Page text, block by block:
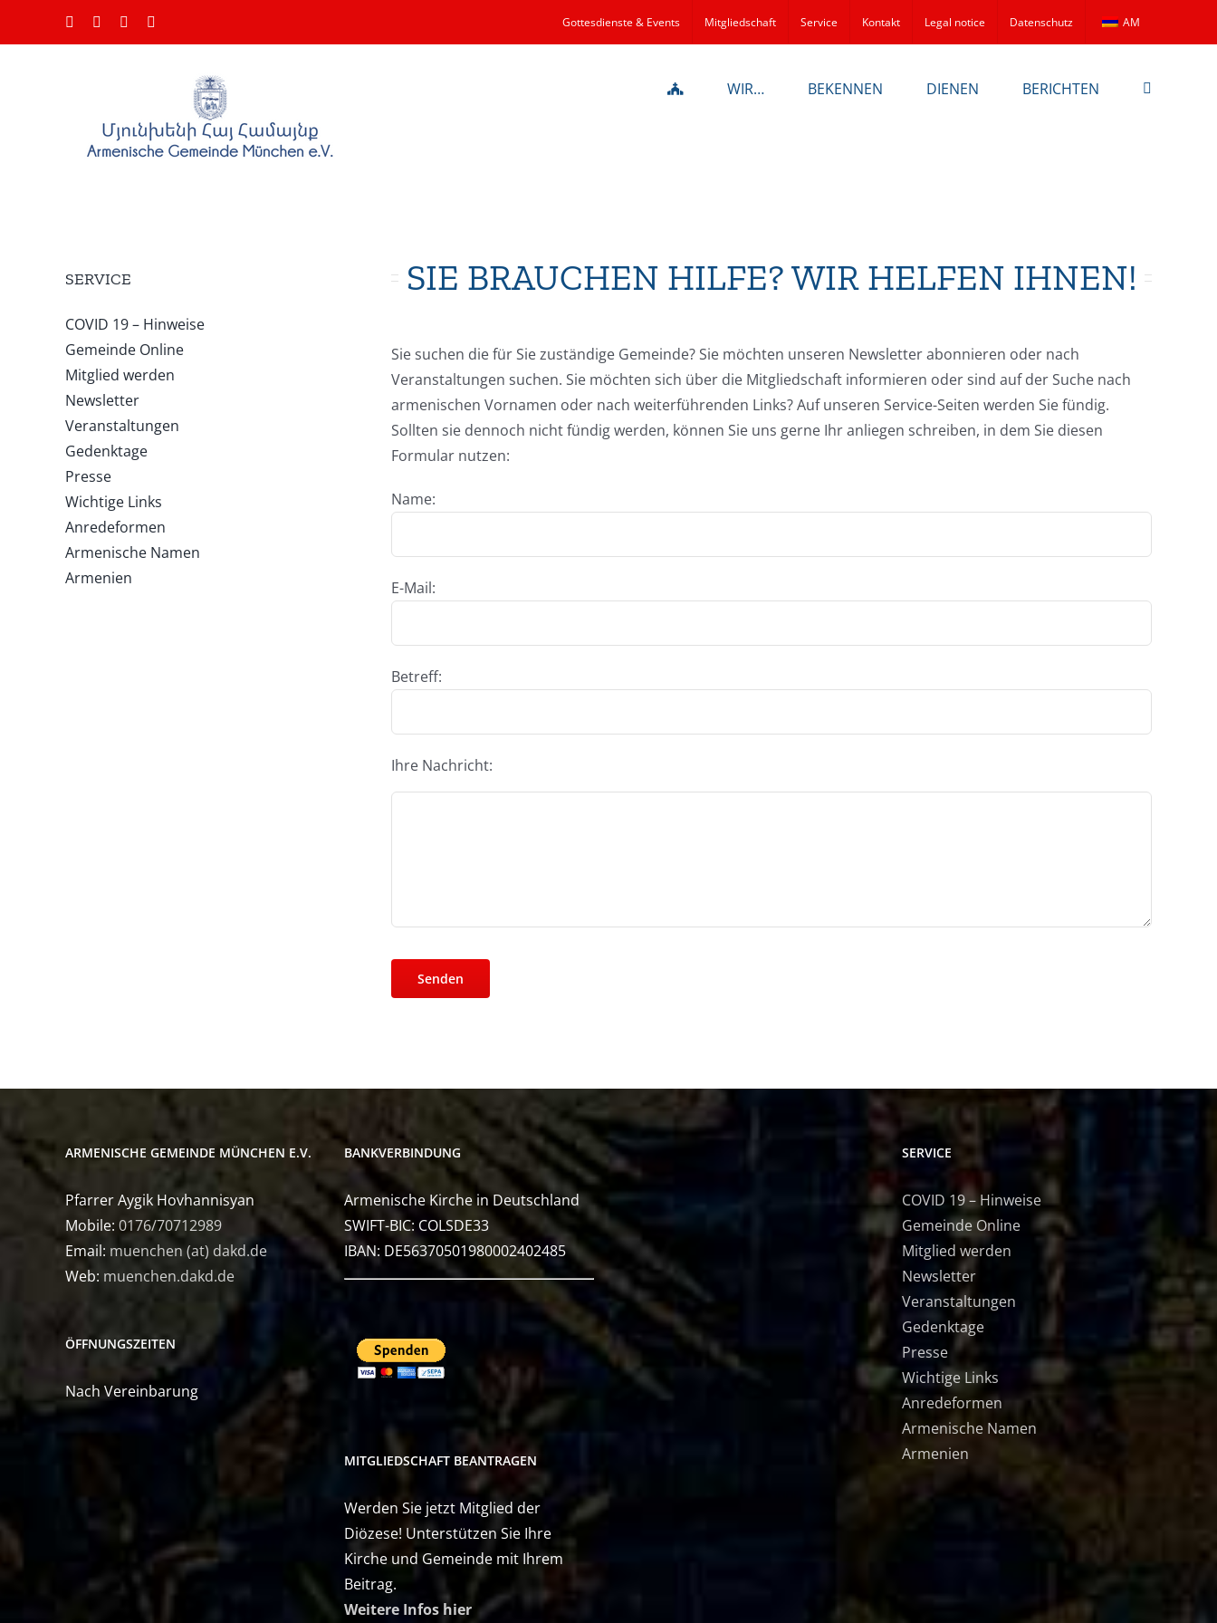
FacebookInstagramYouTube Gottesdienste & Events Mitgliedschaft Service Kontakt Legal notice Datenschutz AM
WIR… BEKENNEN DIENEN BERICHTEN
SIE BRAUCHEN HILFE? WIR HELFEN IHNEN!
Sie suchen die für Sie zuständige Gemeinde? Sie möchten unseren Newsletter abonnieren oder nach
Veranstaltungen suchen. Sie möchten sich über die Mitgliedschaft informieren oder sind auf der Suche nach
armenischen Vornamen oder nach weiterführenden Links? Auf unseren Service-Seiten werden Sie fündig.
Sollten sie dennoch nicht fündig werden, können Sie uns gerne Ihr anliegen schreiben, in dem Sie diesen
Formular nutzen:
Name:
E-Mail:
Betreff:
Ihre Nachricht:
SERVICE
COVID 19 – Hinweise
Gemeinde Online
Mitglied werden
Newsletter
Veranstaltungen
Gedenktage
Presse
Wichtige Links
Anredeformen
Armenische Namen
Armenien
ARMENISCHE GEMEINDE MÜNCHEN E.V.
Pfarrer Aygik Hovhannisyan
Mobile: 0176/70712989
Email: muenchen (at) dakd.de
Web: muenchen.dakd.de
ÖFFNUNGSZEITEN
Nach Vereinbarung
BANKVERBINDUNG
Armenische Kirche in Deutschland
SWIFT-BIC: COLSDE33
IBAN: DE56370501980002402485
MITGLIEDSCHAFT BEANTRAGEN
Werden Sie jetzt Mitglied der
Diözese! Unterstützen Sie Ihre
Kirche und Gemeinde mit Ihrem
Beitrag.
Weitere Infos hier
SERVICE
COVID 19 – Hinweise
Gemeinde Online
Mitglied werden
Newsletter
Veranstaltungen
Gedenktage
Presse
Wichtige Links
Anredeformen
Armenische Namen
Armenien